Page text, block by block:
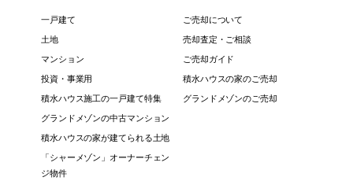
一戸建て
土地
マンション
投資・事業用
積水ハウス施工の一戸建て特集
グランドメゾンの中古マンション
積水ハウスの家が建てられる土地
「シャーメゾン」オーナーチェン
ジ物件
ご売却について
売却査定・ご相談
ご売却ガイド
積水ハウスの家のご売却
グランドメゾンのご売却